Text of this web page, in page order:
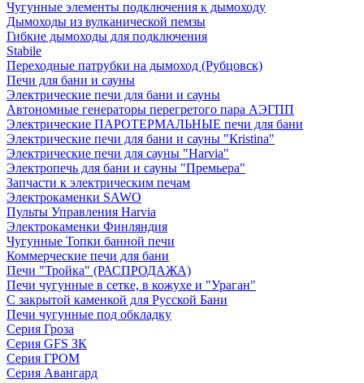
Чугунные элементы подключения к дымоходу
Дымоходы из вулканической пемзы
Гибкие дымоходы для подключения
Stabile
Переходные патрубки на дымоход (Рубцовск)
Печи для бани и сауны
Электрические печи для бани и сауны
Автономные генераторы перегретого пара АЭГПП
Электрические ПАРОТЕРМАЛЬНЫЕ печи для бани
Электрические печи для бани и сауны "Кristina"
Электрические печи для сауны "Harvia"
Электропечь для бани и сауны "Премьера"
Запчасти к электрическим печам
Электрокаменки SAWO
Пульты Управления Harvia
Электрокаменки Финляндия
Чугунные Топки банной печи
Коммерческие печи для бани
Печи "Тройка" (РАСПРОДАЖА)
Печи чугунные в сетке, в кожухе и "Ураган"
С закрытой каменкой для Русской Бани
Печи чугунные под обкладку
Серия Гроза
Серия GFS ЗК
Серия ГРОМ
Серия Авангард